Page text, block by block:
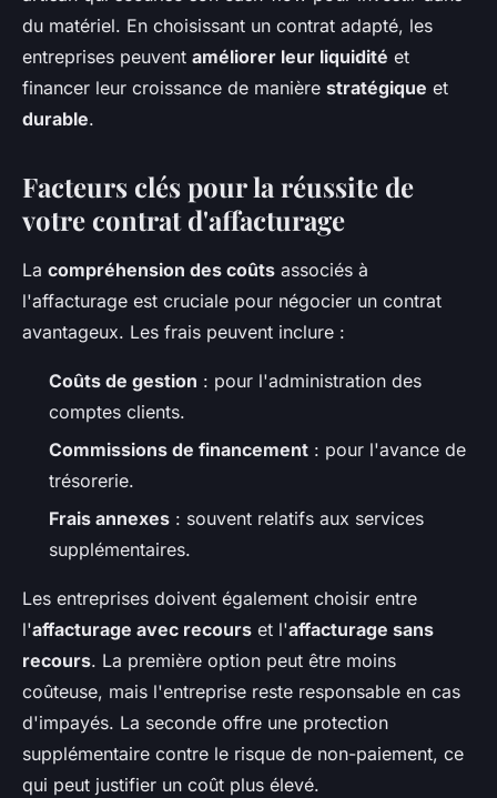
du matériel. En choisissant un contrat adapté, les
entreprises peuvent améliorer leur liquidité et
financer leur croissance de manière stratégique et
durable.
Facteurs clés pour la réussite de
votre contrat d'affacturage
La compréhension des coûts associés à
l'affacturage est cruciale pour négocier un contrat
avantageux. Les frais peuvent inclure :
Coûts de gestion : pour l'administration des
comptes clients.
Commissions de financement : pour l'avance de
trésorerie.
Frais annexes : souvent relatifs aux services
supplémentaires.
Les entreprises doivent également choisir entre
l'affacturage avec recours et l'affacturage sans
recours. La première option peut être moins
coûteuse, mais l'entreprise reste responsable en cas
d'impayés. La seconde offre une protection
supplémentaire contre le risque de non-paiement, ce
qui peut justifier un coût plus élevé.